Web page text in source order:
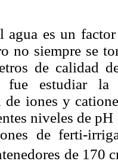
agua es un
no siempre se
de calidad
fue estudiar
de iones y
niveles de
de ferti-
de 170